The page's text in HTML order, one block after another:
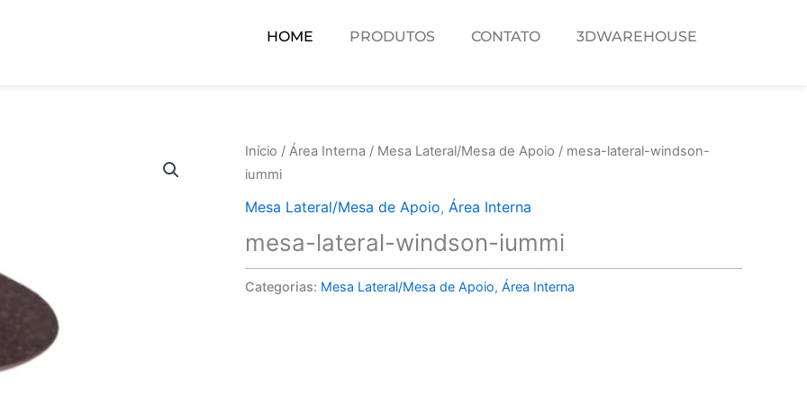
HOME PRODUTOS CONTATO 3DWAREHOUSE
Início / Área Interna / Mesa Lateral/Mesa de Apoio / mesa-lateral-windson-
iummi
Mesa Lateral/Mesa de Apoio, Área Interna
mesa-lateral-windson-iummi
Categorias: Mesa Lateral/Mesa de Apoio, Área Interna